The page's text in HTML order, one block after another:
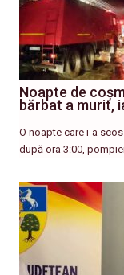
Noapte de
bărbat a murit,
O noapte care i-a
după ora 3:00,